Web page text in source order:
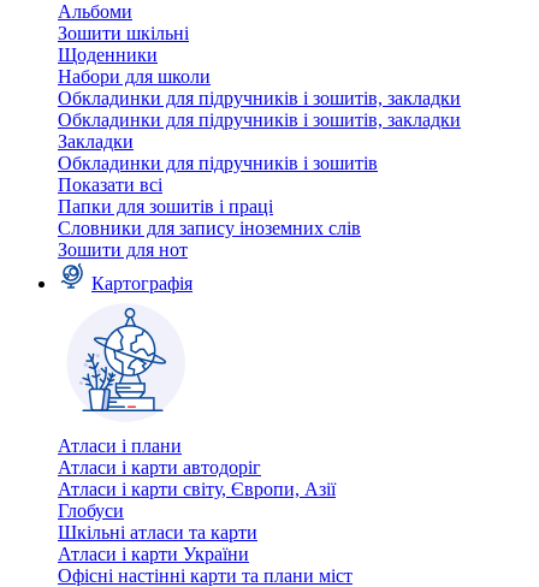
Альбоми
Зошити шкільні
Щоденники
Набори для школи
Обкладинки для підручників і зошитів, закладки
Обкладинки для підручників і зошитів, закладки
Закладки
Обкладинки для підручників і зошитів
Показати всі
Папки для зошитів і праці
Словники для запису іноземних слів
Зошити для нот
Картографія
Атласи і плани
Атласи і карти автодоріг
Атласи і карти світу, Європи, Азії
Глобуси
Шкільні атласи та карти
Атласи і карти України
Офісні настінні карти та плани міст